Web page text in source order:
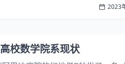
同步到本博客（并且有部分内...
2023
校数学院系现状